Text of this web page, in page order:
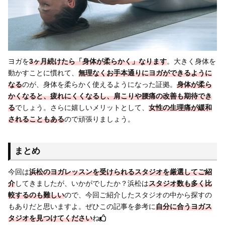
ヨガを3ヶ月続けたら「身体が柔らかく」なります。大きく身体を
動かすことに慣れて、 無理なくお手本通りにヨガができるように
なるのが、身体を柔らかく使えるようになった証拠。 身体が柔ら
かくなると、疲れにくくなるし、肩こりや腰痛の改善も期待でき
るでしょう。さらに嬉しいメリットとして、 女性の生理痛が緩和
されることもあるので頑張りましょう。
まとめ
今回は浜松のヨガレッスンを受けられるスタジオを厳選してご紹
介してきましたが、いかがでしたか？浜松はスタジオ数も多く比
較するのも難しいので、今回ご紹介したスタジオの中から探すの
もありだと思いますよ。ぜひこの記事を参考に自分に合うヨガス
タジオを見つけてくださいね